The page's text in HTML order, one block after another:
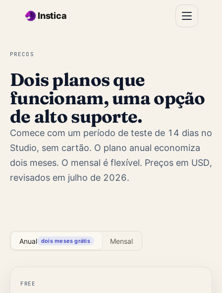
Instica
PRECOS
Dois planos que
funcionam, uma opção
de alto suporte.
Comece com um período de teste de 14 dias no
Studio, sem cartão. O plano anual economiza
dois meses. O mensal é flexível. Preços em USD,
revisados em julho de 2026.
Anual dois meses grátis Mensal
FREE